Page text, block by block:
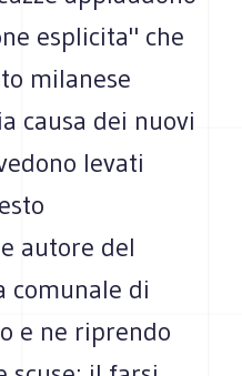
esplicita" che
milanese
causa dei nuovi
levati
autore del
comunale di
e ne riprendo